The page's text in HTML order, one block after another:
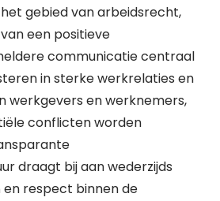
gebied van arbeidsrecht,
een positieve
communicatie centraal
in sterke werkrelaties en
werkgevers en werknemers,
conflicten worden
draagt bij aan wederzijds
respect binnen de